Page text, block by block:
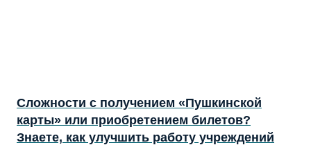
Сложности с получением «Пушкинской
карты» или приобретением билетов?
Знаете, как улучшить работу учреждений